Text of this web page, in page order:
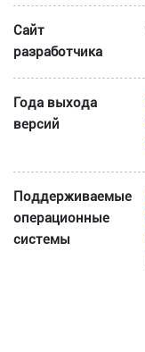
Сайт
разработчика
Года выхода
версий
Поддерживаемые
операционные
системы